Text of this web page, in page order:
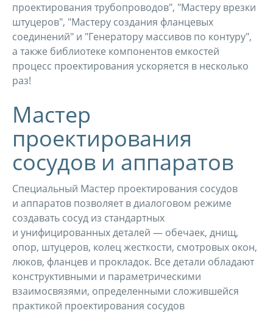
проектирования трубопроводов", "Мастеру врезки
штуцеров", "Мастеру создания фланцевых
соединений" и "Генератору массивов по контуру",
а также библиотеке компонентов емкостей
процесс проектирования ускоряется в несколько
раз!
Мастер
проектирования
сосудов и аппаратов
Специальный Мастер проектирования сосудов
и аппаратов позволяет в диалоговом режиме
создавать сосуд из стандартных
и унифицированных деталей — обечаек, днищ,
опор, штуцеров, колец жесткости, смотровых окон,
люков, фланцев и прокладок. Все детали обладают
конструктивными и параметрическими
взаимосвязями, определенными сложившейся
практикой проектирования сосудов